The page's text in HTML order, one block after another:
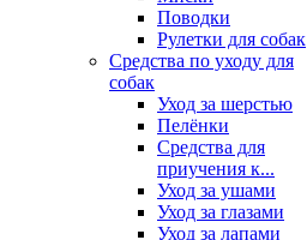
Поводки
Рулетки для собак
Средства по уходу для
собак
Уход за шерстью
Пелёнки
Средства для
приучения к...
Уход за ушами
Уход за глазами
Уход за лапами